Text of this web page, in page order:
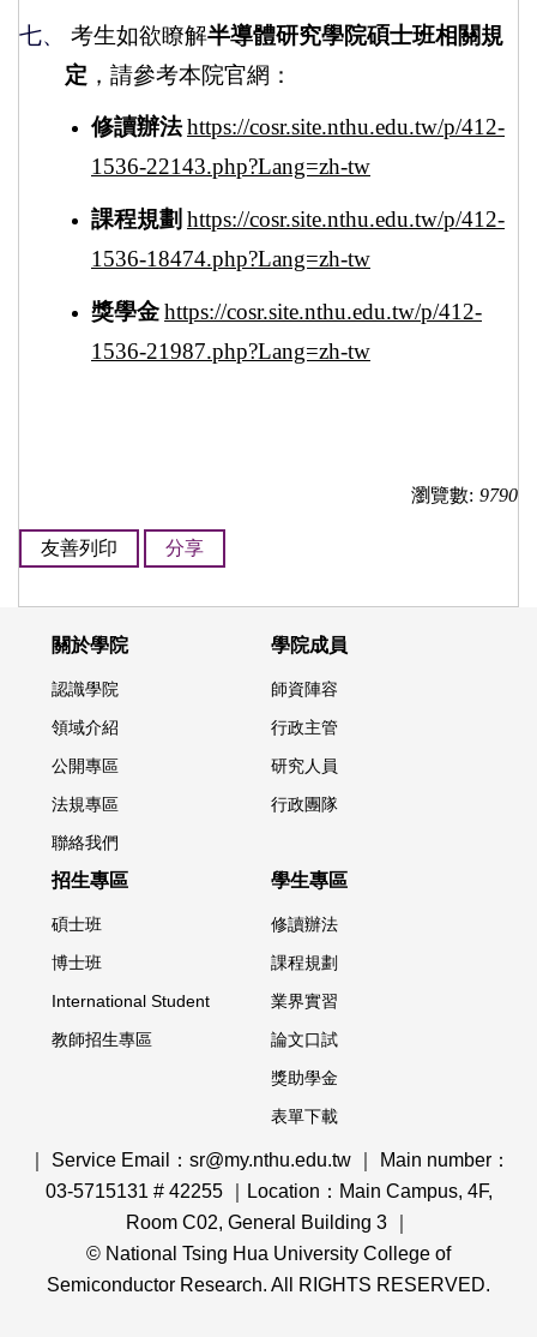
七、 考生如欲瞭解半導體研究學院碩士班相關規
定 ，請參考本院官網：
修讀辦法https://cosr.site.nthu.edu.tw/p/412-
1536-22143.php?Lang=zh-tw
課程規劃 https://cosr.site.nthu.edu.tw/p/412-
1536-18474.php?Lang=zh-tw
獎學金https://cosr.site.nthu.edu.tw/p/412-
1536-21987.php?Lang=zh-tw
瀏覽數: 9790
友善列印 分享
關於學院
認識學院
領域介紹
公開專區
法規專區
聯絡我們
學院成員
師資陣容
行政主管
研究人員
行政團隊
招生專區
碩士班
博士班
International Student
教師招生專區
學生專區
修讀辦法
課程規劃
業界實習
論文口試
獎助學金
表單下載
｜ Service Email：sr@my.nthu.edu.tw ｜ Main number：
03-5715131 # 42255 ｜Location：Main Campus, 4F,
Room C02, General Building 3 ｜
© National Tsing Hua University College of
Semiconductor Research. All RIGHTS RESERVED.